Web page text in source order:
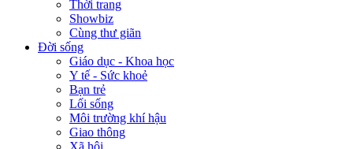
Thời trang
Showbiz
Cùng thư giãn
Đời sống
Giáo dục - Khoa học
Y tế - Sức khoẻ
Bạn trẻ
Lối sống
Môi trường khí hậu
Giao thông
Xã hội